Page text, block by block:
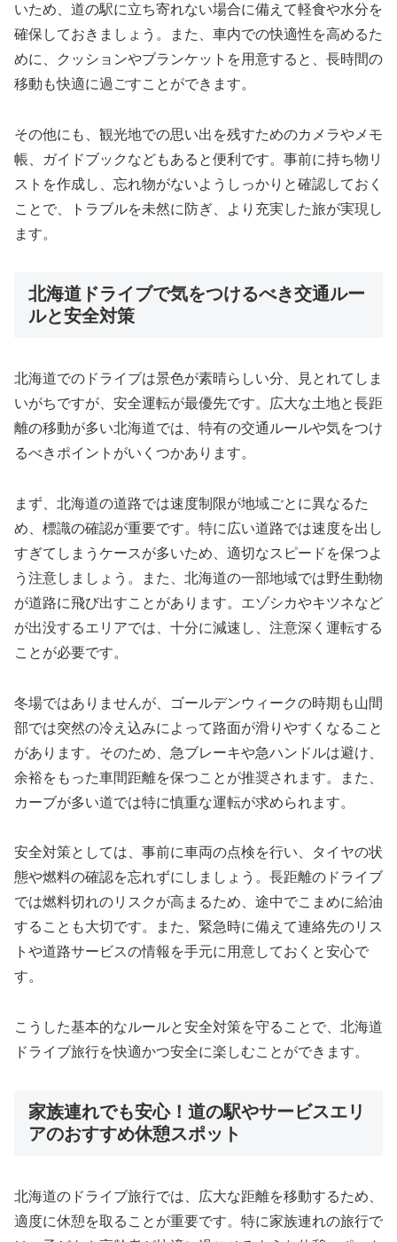
いため、道の駅に立ち寄れない場合に備えて軽食や水分を
確保しておきましょう。また、車内での快適性を高めるた
めに、クッションやブランケットを用意すると、長時間の
移動も快適に過ごすことができます。
その他にも、観光地での思い出を残すためのカメラやメモ
帳、ガイドブックなどもあると便利です。事前に持ち物リ
ストを作成し、忘れ物がないようしっかりと確認しておく
ことで、トラブルを未然に防ぎ、より充実した旅が実現し
ます。
北海道ドライブで気をつけるべき交通ルー
ルと安全対策
北海道でのドライブは景色が素晴らしい分、見とれてしま
いがちですが、安全運転が最優先です。広大な土地と長距
離の移動が多い北海道では、特有の交通ルールや気をつけ
るべきポイントがいくつかあります。
まず、北海道の道路では速度制限が地域ごとに異なるた
め、標識の確認が重要です。特に広い道路では速度を出し
すぎてしまうケースが多いため、適切なスピードを保つよ
う注意しましょう。また、北海道の一部地域では野生動物
が道路に飛び出すことがあります。エゾシカやキツネなど
が出没するエリアでは、十分に減速し、注意深く運転する
ことが必要です。
冬場ではありませんが、ゴールデンウィークの時期も山間
部では突然の冷え込みによって路面が滑りやすくなること
があります。そのため、急ブレーキや急ハンドルは避け、
余裕をもった車間距離を保つことが推奨されます。また、
カーブが多い道では特に慎重な運転が求められます。
安全対策としては、事前に車両の点検を行い、タイヤの状
態や燃料の確認を忘れずにしましょう。長距離のドライブ
では燃料切れのリスクが高まるため、途中でこまめに給油
することも大切です。また、緊急時に備えて連絡先のリス
トや道路サービスの情報を手元に用意しておくと安心で
す。
こうした基本的なルールと安全対策を守ることで、北海道
ドライブ旅行を快適かつ安全に楽しむことができます。
家族連れでも安心！道の駅やサービスエリ
アのおすすめ休憩スポット
北海道のドライブ旅行では、広大な距離を移動するため、
適度に休憩を取ることが重要です。特に家族連れの旅行で